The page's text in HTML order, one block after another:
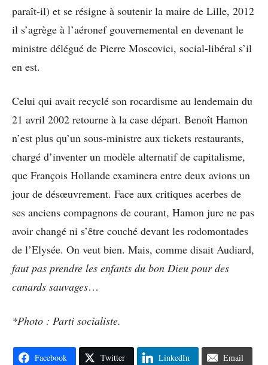
paraît-il) et se résigne à soutenir la maire de Lille, 2012
il s’agrège à l’aéronef gouvernemental en devenant le
ministre délégué de Pierre Moscovici, social-libéral s’il
en est.
Celui qui avait recyclé son rocardisme au lendemain du
21 avril 2002 retourne à la case départ. Benoît Hamon
n’est plus qu’un sous-ministre aux tickets restaurants,
chargé d’inventer un modèle alternatif de capitalisme,
que François Hollande examinera entre deux avions un
jour de désœuvrement. Face aux critiques acerbes de
ses anciens compagnons de courant, Hamon jure ne pas
avoir changé ni s’être couché devant les rodomontades
de l’Elysée. On veut bien. Mais, comme disait Audiard,
faut pas prendre les enfants du bon Dieu pour des
canards sauvages…
*Photo : Parti socialiste.
Facebook Twitter LinkedIn Email